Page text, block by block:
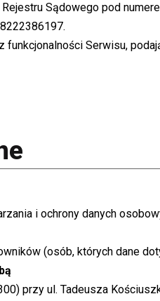
Sądowego pod
Serwisu,
i ochrony danych
(osób, których dane
przy ul. Tadeusza